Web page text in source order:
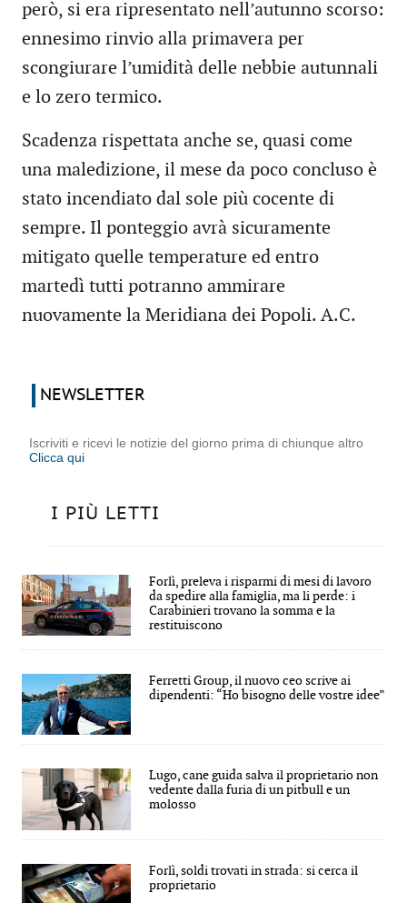
però, si era ripresentato nell’autunno scorso:
ennesimo rinvio alla primavera per
scongiurare l’umidità delle nebbie autunnali
e lo zero termico.
Scadenza rispettata anche se, quasi come
una maledizione, il mese da poco concluso è
stato incendiato dal sole più cocente di
sempre. Il ponteggio avrà sicuramente
mitigato quelle temperature ed entro
martedì tutti potranno ammirare
nuovamente la Meridiana dei Popoli. A.C.
NEWSLETTER
Iscriviti e ricevi le notizie del giorno prima di chiunque altro
Clicca qui
I PIÙ LETTI
Forlì, preleva i risparmi di mesi di lavoro
da spedire alla famiglia, ma li perde: i
Carabinieri trovano la somma e la
restituiscono
Ferretti Group, il nuovo ceo scrive ai
dipendenti: “Ho bisogno delle vostre idee”
Lugo, cane guida salva il proprietario non
vedente dalla furia di un pitbull e un
molosso
Forlì, soldi trovati in strada: si cerca il
proprietario